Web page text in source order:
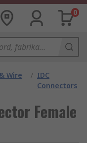
0
Wire
/ IDC
Connectors
Female